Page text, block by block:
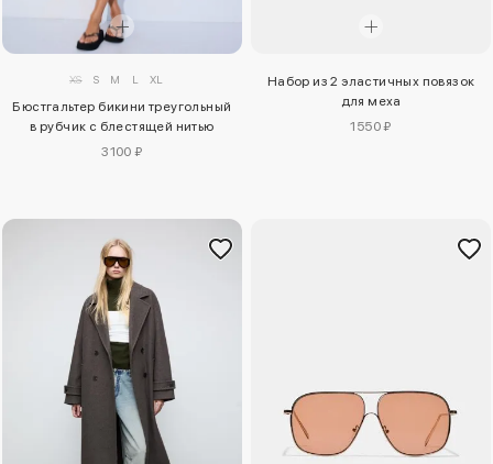
XS S M L XL
Бюстгальтер бикини треугольный
в рубчик с блестящей нитью
3100 ₽
Набор из 2 эластичных повязок
для меха
1550 ₽